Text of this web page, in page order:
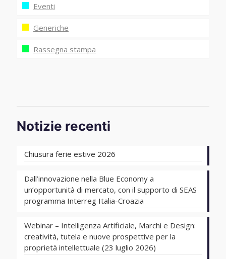
Eventi
Generiche
Rassegna stampa
Notizie recenti
Chiusura ferie estive 2026
Dall’innovazione nella Blue Economy a
un’opportunità di mercato, con il supporto di SEAS
programma Interreg Italia-Croazia
Webinar – Intelligenza Artificiale, Marchi e Design:
creatività, tutela e nuove prospettive per la
proprietà intellettuale (23 luglio 2026)